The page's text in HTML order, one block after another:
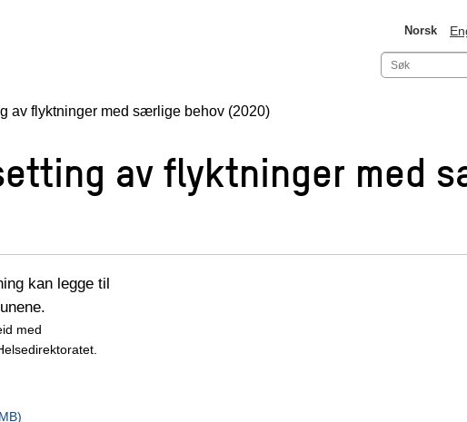
Norsk
av flyktninger med særlige behov (2020)
av flyktninger med
kan legge til
med